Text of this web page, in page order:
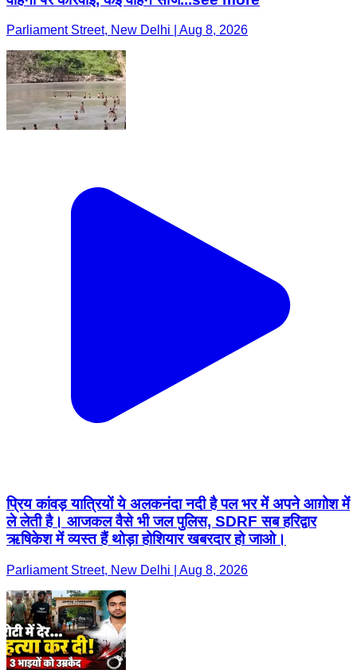
Parliament Street, New Delhi | Aug 8, 2026
प्रिय कांवड़ यात्रियों ये अलकनंदा नदी है पल भर में अपने आग़ोश में
ले लेती है। आजकल वैसे भी जल पुलिस, SDRF सब हरिद्वार
ऋषिकेश में व्यस्त हैं थोड़ा होशियार खबरदार हो जाओ।
Parliament Street, New Delhi | Aug 8, 2026